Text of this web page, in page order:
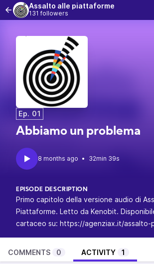
Assalto alle piattaforme
131 followers
Ep. 01
Abbiamo un problema
• 32min 39s
EPISODE DESCRIPTION
Primo capitolo della versione audio di
Piattaforme. Letto da Kenobit.
cartaceo su: https://agenziax.it/assalto-
COMMENTS 0 ACTIVITY 1